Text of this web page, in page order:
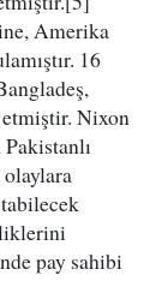
Amerika
16
etmiştir. Nixon
pay sahibi